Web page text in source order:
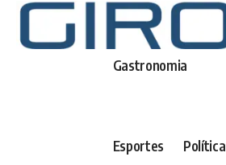
Gastronomia
Esportes Política